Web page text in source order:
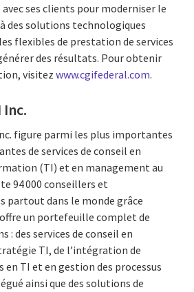
ses clients pour moderniser le
des solutions technologiques
flexibles de prestation de services
des résultats. Pour obtenir
visitez www.cgifederal.com.
Inc.
figure parmi les plus importantes
de services de conseil en
(TI) et en management au
94 000 conseillers et
partout dans le monde grâce
un portefeuille complet de
: des services de conseil en
TI, de l’intégration de
en TI et en gestion des processus
ainsi que des solutions de